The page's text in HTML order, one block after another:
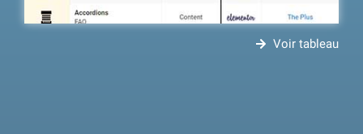
Voir tableau